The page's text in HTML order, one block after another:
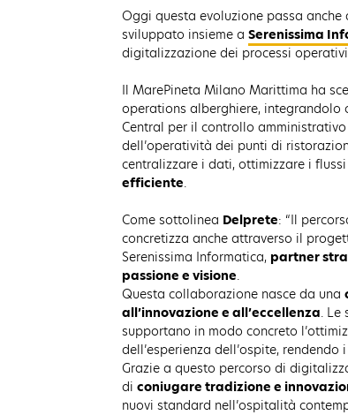
Oggi questa evoluzione passa anche
sviluppato insieme a Serenissima
digitalizzazione dei processi
Il MarePineta Milano Marittima ha
operations alberghiere, integrandolo
Central per il controllo
dell’operatività dei punti di
centralizzare i dati, ottimizzare i
efficiente.
Come sottolinea Delprete: “Il
concretizza anche attraverso il
Serenissima Informatica, partner
passione e visione.
Questa collaborazione nasce da una
all’innovazione e all’eccellenza. Le
supportano in modo concreto
dell’esperienza dell’ospite, rendendo i
Grazie a questo percorso di
di coniugare tradizione e
nuovi standard nell’ospitalità